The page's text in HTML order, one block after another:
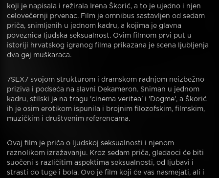
koji je napisala i režirala Irena Škorić, a to je ujedno i njen
celovečernji prvenac. Film je omnibus sastavljen od sedam
priča, snimljenih u jednom kadru, a kojima je glavna
poveznica ljudska seksualnost. Ovim filmom prvi put u
istoriji hrvatskog igranog filma prikazana je scena ljubljenja
dva gej muškaraca.
7SEX7 svojom strukturom i dramskom radnjom neizbežno
priziva i podseća na slavni Dekameron. Sniman u jednom
kadru, stilski je na tragu 'cinema veritea' i 'Dogme', a Škorić
ih je osim erotikom ispunila i brojnim filozofskim, filmskim,
muzičkim i društvenim referencama.
Ovaj film je priča o ljudskoj seksualnosti i njenom
raznolikom izražavanju. Kroz sedam priča, gledaoci će biti
suočeni s različitim aspektima seksualnosti, od ljubavi i
strasti do tuge i bola. Ovo je film koji će vas nasmejati, ali i